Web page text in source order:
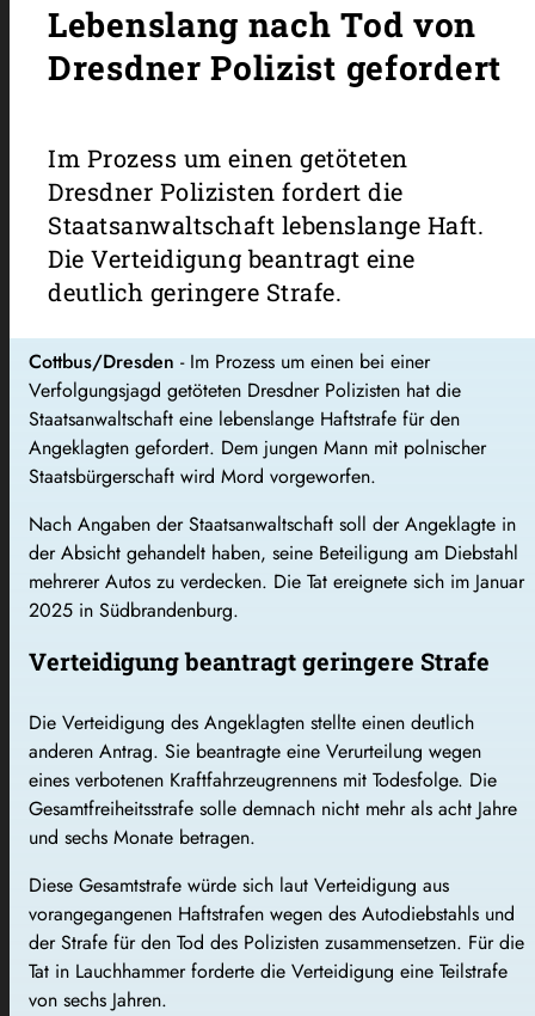
Lebenslang nach Tod von
Dresdner Polizist gefordert
Im Prozess um einen getöteten
Dresdner Polizisten fordert die
Staatsanwaltschaft lebenslange Haft.
Die Verteidigung beantragt eine
deutlich geringere Strafe.
Cottbus/Dresden - Im Prozess um einen bei einer
Verfolgungsjagd getöteten Dresdner Polizisten hat die
Staatsanwaltschaft eine lebenslange Haftstrafe für den
Angeklagten gefordert. Dem jungen Mann mit polnischer
Staatsbürgerschaft wird Mord vorgeworfen.
Nach Angaben der Staatsanwaltschaft soll der Angeklagte in
der Absicht gehandelt haben, seine Beteiligung am Diebstahl
mehrerer Autos zu verdecken. Die Tat ereignete sich im Januar
2025 in Südbrandenburg.
Verteidigung beantragt geringere Strafe
Die Verteidigung des Angeklagten stellte einen deutlich
anderen Antrag. Sie beantragte eine Verurteilung wegen
eines verbotenen Kraftfahrzeugrennens mit Todesfolge. Die
Gesamtfreiheitsstrafe solle demnach nicht mehr als acht Jahre
und sechs Monate betragen.
Diese Gesamtstrafe würde sich laut Verteidigung aus
vorangegangenen Haftstrafen wegen des Autodiebstahls und
der Strafe für den Tod des Polizisten zusammensetzen. Für die
Tat in Lauchhammer forderte die Verteidigung eine Teilstrafe
von sechs Jahren.